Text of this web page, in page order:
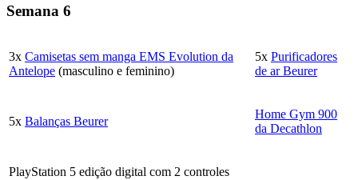
Semana 6
3x Camisetas sem manga EMS Evolution da
Antelope (masculino e feminino)
5x Purificadores
de ar Beurer
5x Balanças Beurer
Home Gym 900
da Decathlon
PlayStation 5 edição digital com 2 controles